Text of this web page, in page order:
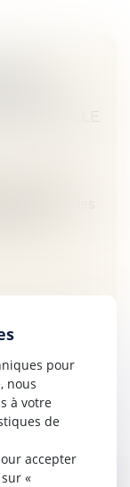
»
déficit
dont les
|
pour
nous
à votre
de
accepter
«